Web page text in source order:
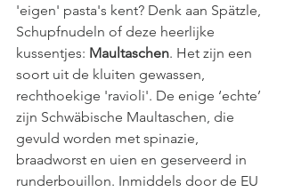
'eigen' pasta's kent? Denk aan Spätzle,
Schupfnudeln of deze heerlijke
kussentjes: Maultaschen. Het zijn een
soort uit de kluiten gewassen,
rechthoekige 'ravioli'. De enige ‘echte’
zijn Schwäbische Maultaschen, die
gevuld worden met spinazie,
braadworst en uien en geserveerd in
runderbouillon. Inmiddels door de EU